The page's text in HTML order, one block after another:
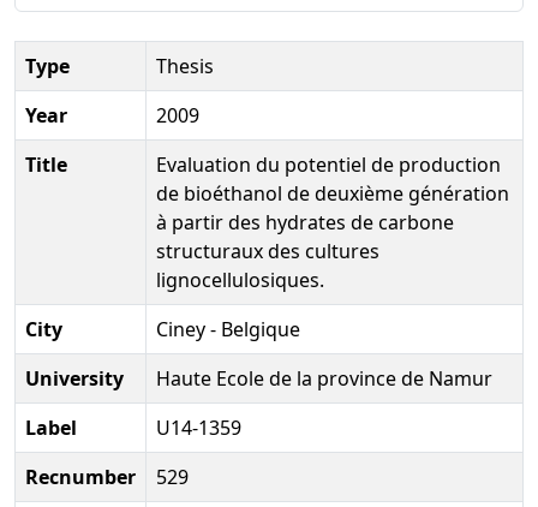
Type
Thesis
Year
2009
Title
Evaluation du potentiel de production
de bioéthanol de deuxième génération
à partir des hydrates de carbone
structuraux des cultures
lignocellulosiques.
City
Ciney - Belgique
University
Haute Ecole de la province de Namur
Label
U14-1359
Recnumber
529